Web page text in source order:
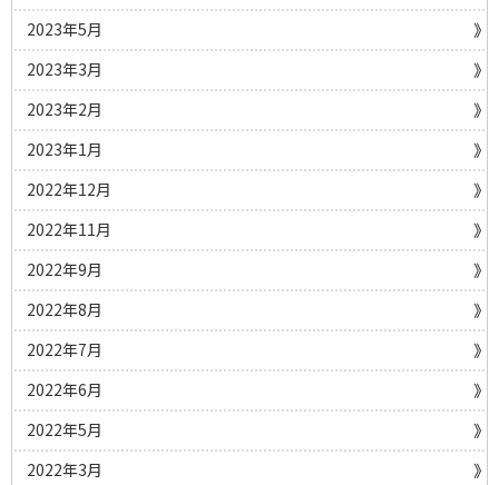
2023年5月
2023年3月
2023年2月
2023年1月
2022年12月
2022年11月
2022年9月
2022年8月
2022年7月
2022年6月
2022年5月
2022年3月